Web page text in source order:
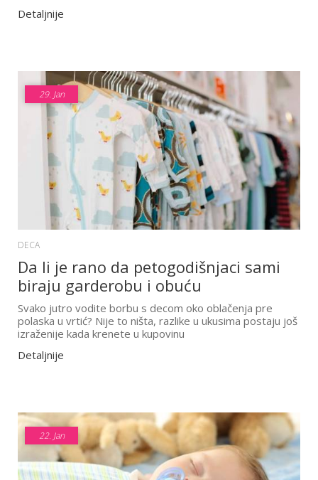
Detaljnije
29. Jan
DECA
Da li je rano da petogodišnjaci sami
biraju garderobu i obuću
Svako jutro vodite borbu s decom oko oblačenja pre
polaska u vrtić? Nije to ništa, razlike u ukusima postaju još
izraženije kada krenete u kupovinu
Detaljnije
22. Jan